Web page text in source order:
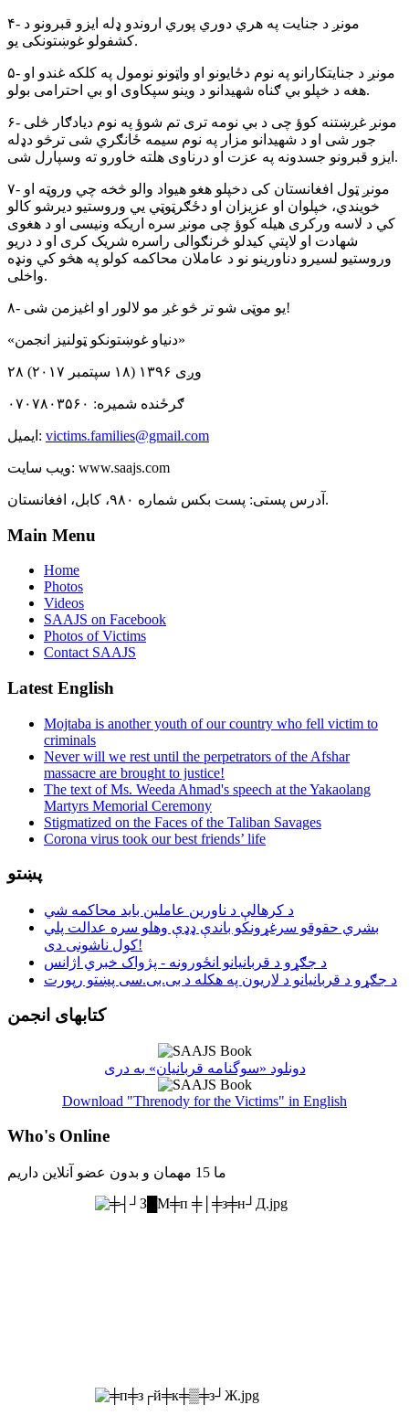
۴- مونږ د جنایت په هري دوري پوري اروندو ډله ایزو قبرونو د
کشفولو غوښتونکی یو.
۵- مونږ د جنایتکارانو په نوم دځایونو او واټونو نومول په کلکه غندو او
هغه د خپلو بي ګناه شهیدانو د وینو سپکاوی او بي احترامی بولو.
۶- مونږ غږښتنه کوؤ چی د بي نومه تری تم شوؤ په نوم دیادګار څلی
جور شی او د شهیدانو مزار په نوم سیمه ځانګري شی ترڅو دډله
ایزو قبرونو جسدونه په عزت او درناوی هلته خاورو ته وسپارل شی.
۷- مونږ ټول افغانستان کی دخپلو هغو هیواد والو څخه چي وروټه او
خویندي، خپلوان او عزیزان او دځګرټوټي یي وروستیو دیرشو کالو
کي د لاسه ورکری هیله کوؤ چی مونږ سره اریکه ونیسی او د هغوی
شهادت او لاپتي کیدلو څرنګوالی راسره شریک کری او د دریو
وروستیو لسیرو دناورینو نو د عاملان محاکمه کولو په هڅو کي ونډه
واخلی.
۸- یو موټی شو تر څو غږ مو لالور او اغیزمن شی!
«دنیاو غوښتونکو ټولنیز انجمن»
۲۸ وږی ۱۳۹۶ (۱۸ سپتمبر ۲۰۱۷)
ګرځنده شمیره: ‌۰۷۰۷۸۰۳۵۶۰
ایمیل: victims.families@gmail.com
ویب سایت: www.saajs.com
آدرس پستی: پست بکس شماره ۹۸۰، کابل، افغانستان.
Main Menu
Home
Photos
Videos
SAAJS on Facebook
Photos of Victims
Contact SAAJS
Latest English
Mojtaba is another youth of our country who fell victim to
criminals
Never will we rest until the perpetrators of the Afshar
massacre are brought to justice!
The text of Ms. Weeda Ahmad's speech at the Yakaolang
Martyrs Memorial Ceremony
Stigmatized on the Faces of the Taliban Savages
Corona virus took our best friends’ life
پښتو
د کرهالې د ناورین عاملین باید محاکمه شي
بشري حقوقو سرغړونکو باندې ډډې وهلو سره عدالت پلي
کول ناشونی دی!
د جګړو د قربانیانو انځورونه - پژواک خبري اژانس
د جګړو د قربانیانو د لاریون په هکله د بی.بی.سی پښتو رپورت
کتابهای انجمن
دونلود «سوگنامه قربانیان» به دری
Download "Threnody for the Victims" in English
Who's Online
ما 15 مهمان و بدون عضو آنلاین داریم